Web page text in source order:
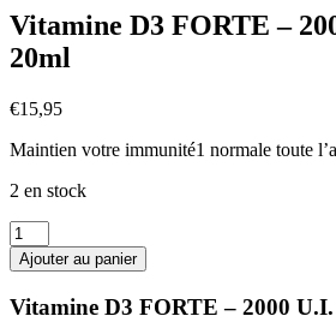
Vitamine D3 FORTE –
20ml
€15,95
Maintien votre immunité1 normale toute
2 en stock
quantité
de
Vitamine
D3
FORTE
Ajouter au panier
Vitamine D3 FORTE – 2000